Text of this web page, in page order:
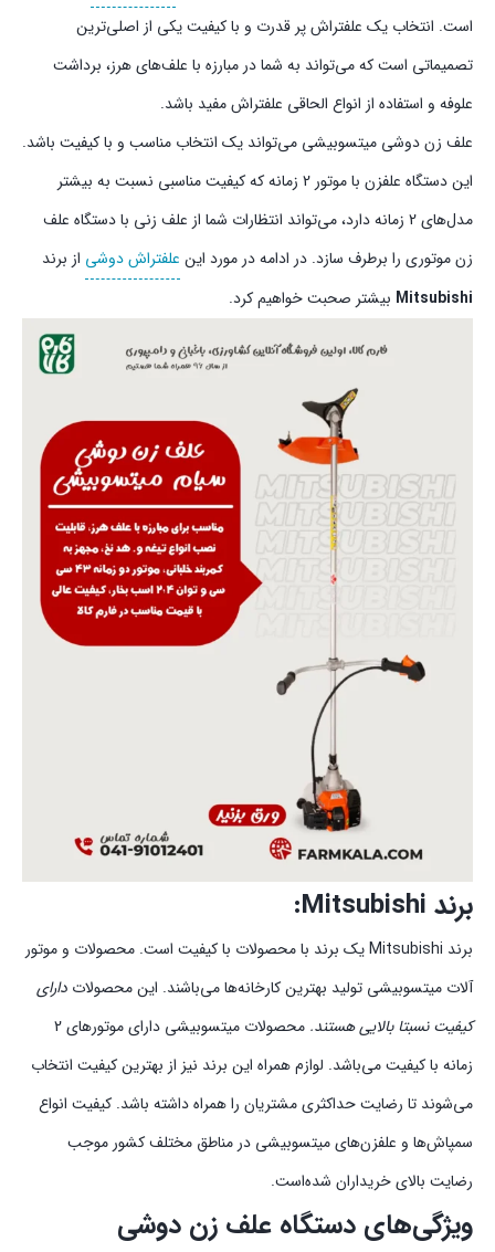
است. انتخاب یک علفتراش پر قدرت و با کیفیت یکی از اصلی‌ترین
تصمیماتی است که می‌تواند به شما در مبارزه با علف‌های هرز، برداشت
علوفه و استفاده از انواع الحاقی علفتراش مفید باشد.
علف زن دوشی میتسوبیشی می‌تواند یک انتخاب مناسب و با کیفیت باشد.
این دستگاه علفزن با موتور 2 زمانه که کیفیت مناسبی نسبت به بیشتر
مدل‌های 2 زمانه دارد، می‌تواند انتظارات شما از علف زنی با دستگاه علف
زن موتوری را برطرف سازد. در ادامه در مورد این علفتراش دوشی از برند
Mitsubishi بیشتر صحبت خواهیم کرد.
برند Mitsubishi:
برند Mitsubishi یک برند با محصولات با کیفیت است. محصولات و موتور
آلات میتسوبیشی تولید بهترین کارخانه‌ها می‌باشند. این محصولات دارای
کیفیت نسبتا بالایی هستند.
محصولات میتسوبیشی دارای موتورهای 2
زمانه با کیفیت می‌باشد. لوازم همراه این برند نیز از بهترین کیفیت انتخاب
می‌شوند تا رضایت حداکثری مشتریان را همراه داشته باشد. کیفیت انواع
سمپاش‌ها و علفزن‌های میتسوبیشی در مناطق مختلف کشور موجب
رضایت بالای خریداران شده‌است.
ویژگی‌های دستگاه علف زن دوشی